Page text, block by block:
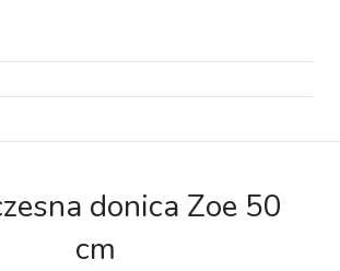
donica Zoe 50
cm